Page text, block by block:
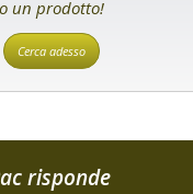
o un prodotto!
Cerca adesso
risponde